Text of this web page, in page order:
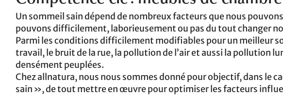
Un sommeil sain dépend de nombreux facteurs que nous
pouvons difficilement, laborieusement ou pas du tout changer
Parmi les conditions difficilement modifiables pour un meilleur
travail, le bruit de la rue, la pollution de l’air et aussi la pollution
densément peuplées.
Chez allnatura, nous nous sommes donné pour objectif, dans le
sain », de tout mettre en œuvre pour optimiser les facteurs